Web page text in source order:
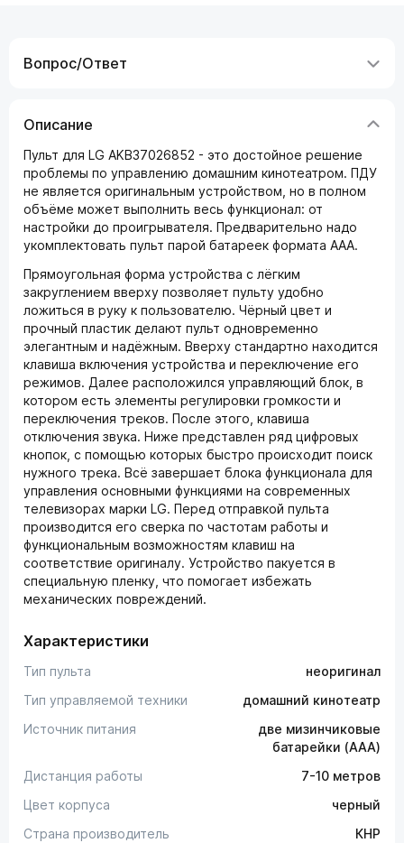
Вопрос/Ответ
Описание
Пульт для LG AKB37026852 - это достойное решение
проблемы по управлению домашним кинотеатром. ПДУ
не является оригинальным устройством, но в полном
объёме может выполнить весь функционал: от
настройки до проигрывателя. Предварительно надо
укомплектовать пульт парой батареек формата ААА.
Прямоугольная форма устройства с лёгким
закруглением вверху позволяет пульту удобно
ложиться в руку к пользователю. Чёрный цвет и
прочный пластик делают пульт одновременно
элегантным и надёжным. Вверху стандартно находится
клавиша включения устройства и переключение его
режимов. Далее расположился управляющий блок, в
котором есть элементы регулировки громкости и
переключения треков. После этого, клавиша
отключения звука. Ниже представлен ряд цифровых
кнопок, с помощью которых быстро происходит поиск
нужного трека. Всё завершает блока функционала для
управления основными функциями на современных
телевизорах марки LG. Перед отправкой пульта
производится его сверка по частотам работы и
функциональным возможностям клавиш на
соответствие оригиналу. Устройство пакуется в
специальную пленку, что помогает избежать
механических повреждений.
Характеристики
Тип пульта
неоригинал
Тип управляемой техники
домашний кинотеатр
Источник питания
две мизинчиковые
батарейки (AAA)
Дистанция работы
7-10 метров
Цвет корпуса
черный
Страна производитель
КНР